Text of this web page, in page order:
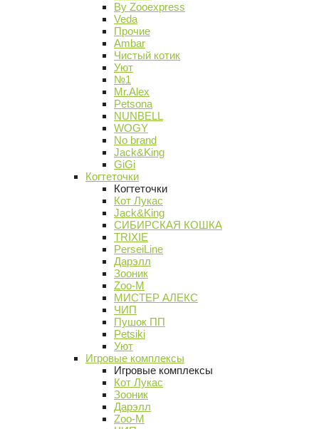
By Zooexpress
Veda
Прочие
Ambar
Чистый котик
Уют
№1
Mr.Alex
Petsona
NUNBELL
WOGY
No brand
Jack&King
GiGi
Когтеточки
Когтеточки
Кот Лукас
Jack&King
СИБИРСКАЯ КОШКА
TRIXIE
PerseiLine
Дарэлл
Зооник
Zoo-M
МИСТЕР АЛЕКС
ЧИП
Пушок ПП
Petsiki
Уют
Игровые комплексы
Игровые комплексы
Кот Лукас
Зооник
Дарэлл
Zoo-M